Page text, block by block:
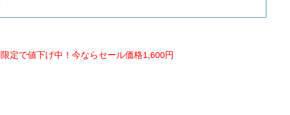
定で値下げ中！今ならセール価格1,600円